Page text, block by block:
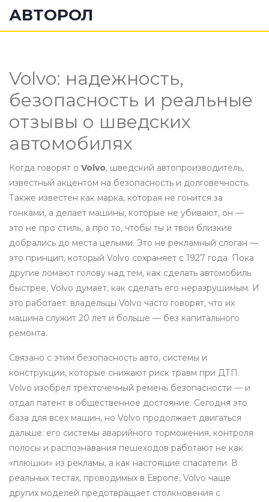
АВТОРОЛ
Volvo: надежность,
безопасность и реальные
отзывы о шведских
автомобилях
Когда говорят о Volvo, шведский автопроизводитель,
известный акцентом на безопасность и долговечность.
Также известен как марка, которая не гонится за
гонками, а делает машины, которые не убивают, он —
это не про стиль, а про то, чтобы ты и твои близкие
добрались до места целыми. Это не рекламный слоган —
это принцип, который Volvo сохраняет с 1927 года. Пока
другие ломают голову над тем, как сделать автомобиль
быстрее, Volvo думает, как сделать его неразрушимым. И
это работает: владельцы Volvo часто говорят, что их
машина служит 20 лет и больше — без капитального
ремонта.
Связано с этим безопасность авто, системы и
конструкции, которые снижают риск травм при ДТП.
Volvo изобрел трёхточечный ремень безопасности — и
отдал патент в общественное достояние. Сегодня это
база для всех машин, но Volvo продолжает двигаться
дальше: его системы аварийного торможения, контроля
полосы и распознавания пешеходов работают не как
«плюшки» из рекламы, а как настоящие спасатели. В
реальных тестах, проводимых в Европе, Volvo чаще
других моделей предотвращает столкновения с